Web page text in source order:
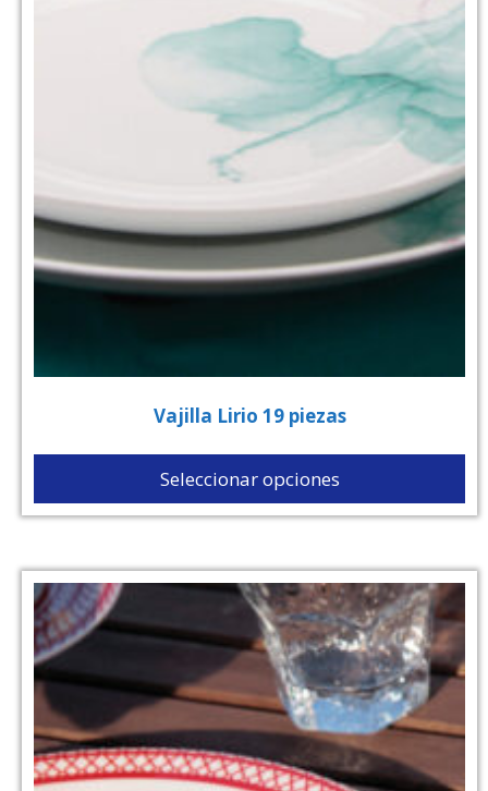
Vajilla Lirio 19 piezas
Seleccionar opciones